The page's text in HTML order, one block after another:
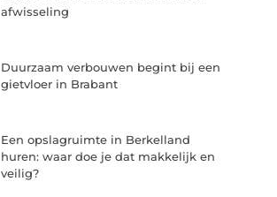
afwisseling
Duurzaam verbouwen begint bij een
gietvloer in Brabant
Een opslagruimte in Berkelland
huren: waar doe je dat makkelijk en
veilig?